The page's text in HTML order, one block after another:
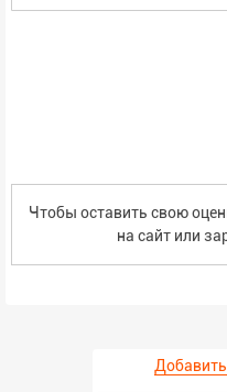
Чтобы оставить свою
на сайт или